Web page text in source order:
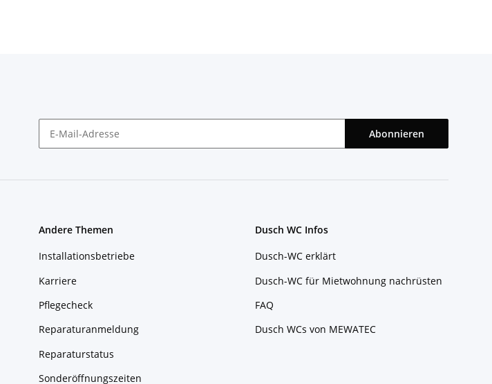
Abonnieren
Andere Themen
Installationsbetriebe
Karriere
Pflegecheck
Reparaturanmeldung
Reparaturstatus
Sonderöffnungszeiten
Dusch WC Infos
Dusch-WC erklärt
Dusch-WC für Mietwohnung nachrüsten
FAQ
Dusch WCs von MEWATEC